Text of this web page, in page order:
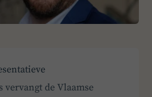
de Vlaamse